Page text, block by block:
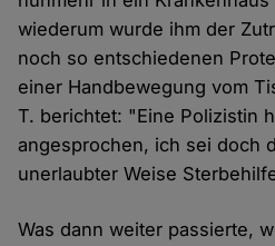
wiederum wurde ihm der
noch so entschiedenen
einer Handbewegung vom
T. berichtet: "Eine Polizistin
angesprochen, ich sei doch
unerlaubter Weise
Was dann weiter passierte,